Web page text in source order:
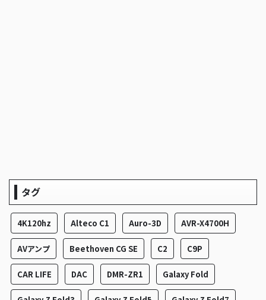
タグ
4K120hz Alteco C1 Auro-3D AVR-X4700H
AVアンプ Beethoven CG SE C2 C9P
CAR LIFE DAC DMR-ZR1 Galaxy Fold